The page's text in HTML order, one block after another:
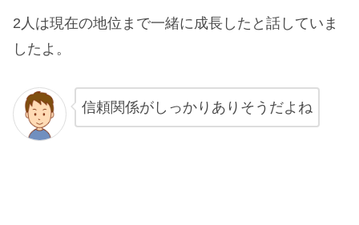
2人は現在の地位まで一緒に成長したと話していま
したよ。
信頼関係がしっかりありそうだよね